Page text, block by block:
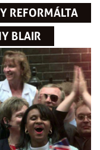
REFORMÁLTA
BLAIR